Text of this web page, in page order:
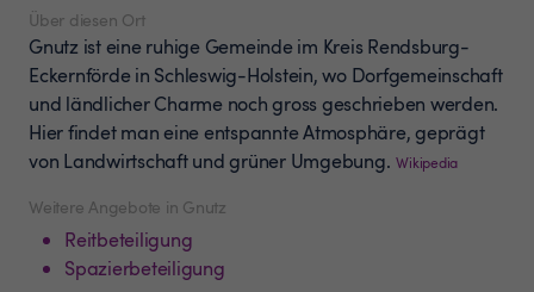
Weitere Angebote in Gnutz
Reitbeteiligung
Spazierbeteiligung
Über diesen Ort
Gnutz ist eine ruhige Gemeinde im Kreis Rendsburg-
Eckernförde in Schleswig-Holstein, wo Dorfgemeinschaft
und ländlicher Charme noch gross geschrieben werden.
Hier findet man eine entspannte Atmosphäre, geprägt
von Landwirtschaft und grüner Umgebung. Wikipedia